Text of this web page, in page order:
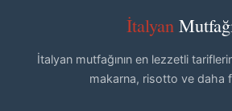
İtalyan
İtalyan mutfağının en lezzetli
makarna, risotto ve daha